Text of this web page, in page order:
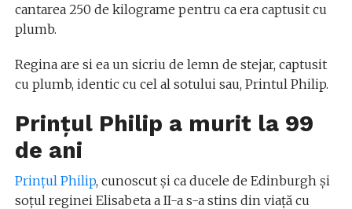
cantarea 250 de kilograme pentru ca era captusit cu
plumb.
Regina are si ea un sicriu de lemn de stejar, captusit
cu plumb, identic cu cel al sotului sau, Printul Philip.
Prințul Philip a murit la 99
de ani
Prințul Philip, cunoscut și ca ducele de Edinburgh și
soțul reginei Elisabeta a II-a s-a stins din viață cu